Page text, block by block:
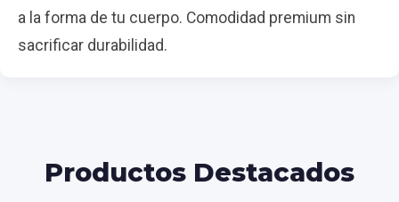
a la forma de tu cuerpo. Comodidad premium sin
sacrificar durabilidad.
Productos Destacados